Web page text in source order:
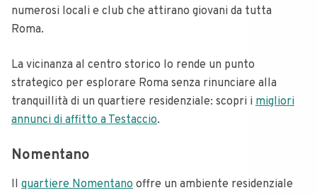
numerosi locali e club che attirano giovani da tutta
Roma.
La vicinanza al centro storico lo rende un punto
strategico per esplorare Roma senza rinunciare alla
tranquillità di un quartiere residenziale: scopri i migliori
annunci di affitto a Testaccio.
Nomentano
Il quartiere Nomentano offre un ambiente residenziale